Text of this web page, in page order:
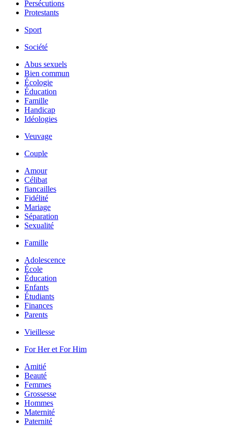
Persécutions
Protestants
Sport
Société
Abus sexuels
Bien commun
Écologie
Éducation
Famille
Handicap
Idéologies
Veuvage
Couple
Amour
Célibat
fiancailles
Fidélité
Mariage
Séparation
Sexualité
Famille
Adolescence
École
Éducation
Enfants
Étudiants
Finances
Parents
Vieillesse
For Her et For Him
Amitié
Beauté
Femmes
Grossesse
Hommes
Maternité
Paternité